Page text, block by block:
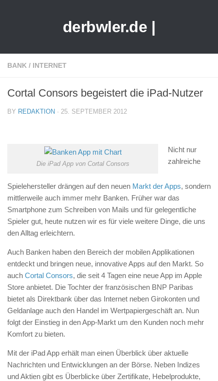
derbwler.de |
BANK / INTERNET
Cortal Consors begeistert die iPad-Nutzer
BY REDAKTION · 25. SEPTEMBER 2012
Die iPad App von Cortal Consors
Nicht nur
zahlreiche
Spielehersteller drängen auf den neuen Markt der Apps, sondern
mittlerweile auch immer mehr Banken. Früher war das
Smartphone zum Schreiben von Mails und für gelegentliche
Spieler gut, heute nutzen wir es für viele weitere Dinge, die uns
den Alltag erleichtern.
Auch Banken haben den Bereich der mobilen Applikationen
entdeckt und bringen neue, innovative Apps auf den Markt. So
auch Cortal Consors, die seit 4 Tagen eine neue App im Apple
Store anbietet. Die Tochter der französischen BNP Paribas
bietet als Direktbank über das Internet neben Girokonten und
Geldanlage auch den Handel im Wertpapiergeschäft an. Nun
folgt der Einstieg in den App-Markt um den Kunden noch mehr
Komfort zu bieten.
Mit der iPad App erhält man einen Überblick über aktuelle
Nachrichten und Entwicklungen an der Börse. Neben Indizes
und Aktien gibt es Überblicke über Zertifikate, Hebelprodukte,